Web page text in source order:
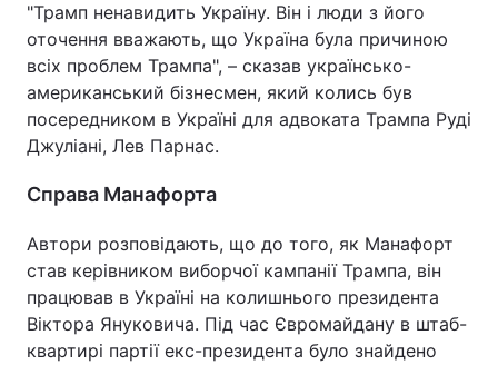
"Трамп ненавидить Україну. Він і люди з його
оточення вважають, що Україна була причиною
всіх проблем Трампа", – сказав українсько-
американський бізнесмен, який колись був
посередником в Україні для адвоката Трампа Руді
Джуліані, Лев Парнас.
Справа Манафорта
Автори розповідають, що до того, як Манафорт
став керівником виборчої кампанії Трампа, він
працював в Україні на колишнього президента
Віктора Януковича. Під час Євромайдану в штаб-
квартирі партії екс-президента було знайдено